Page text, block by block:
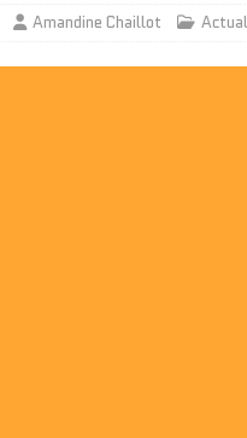
Amandine Chaillot